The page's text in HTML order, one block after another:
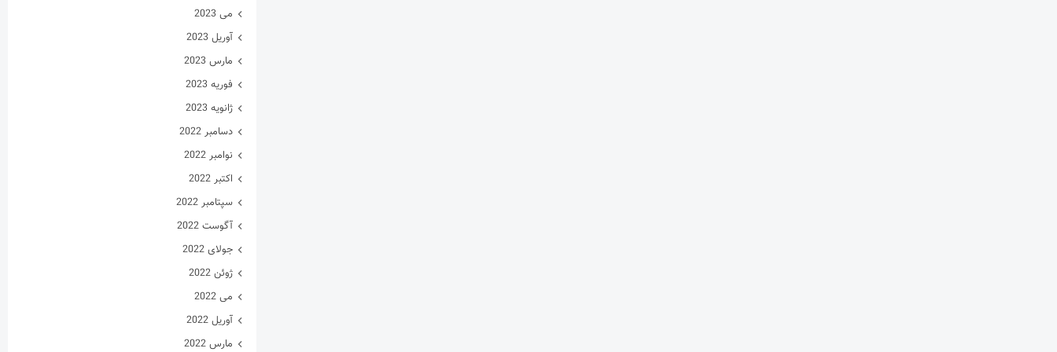
می 2023
آوریل 2023
مارس 2023
فوریه 2023
ژانویه 2023
دسامبر 2022
نوامبر 2022
اکتبر 2022
سپتامبر 2022
آگوست 2022
جولای 2022
ژوئن 2022
می 2022
آوریل 2022
مارس 2022